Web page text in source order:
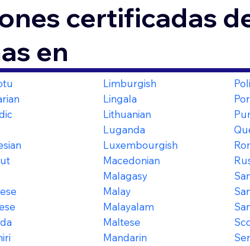
certificadas
en
Limburgish
Lingala
Lithuanian
Luganda
Luxembourgish
Macedonian
Malagasy
Malay
Malayalam
Maltese
Mandarin